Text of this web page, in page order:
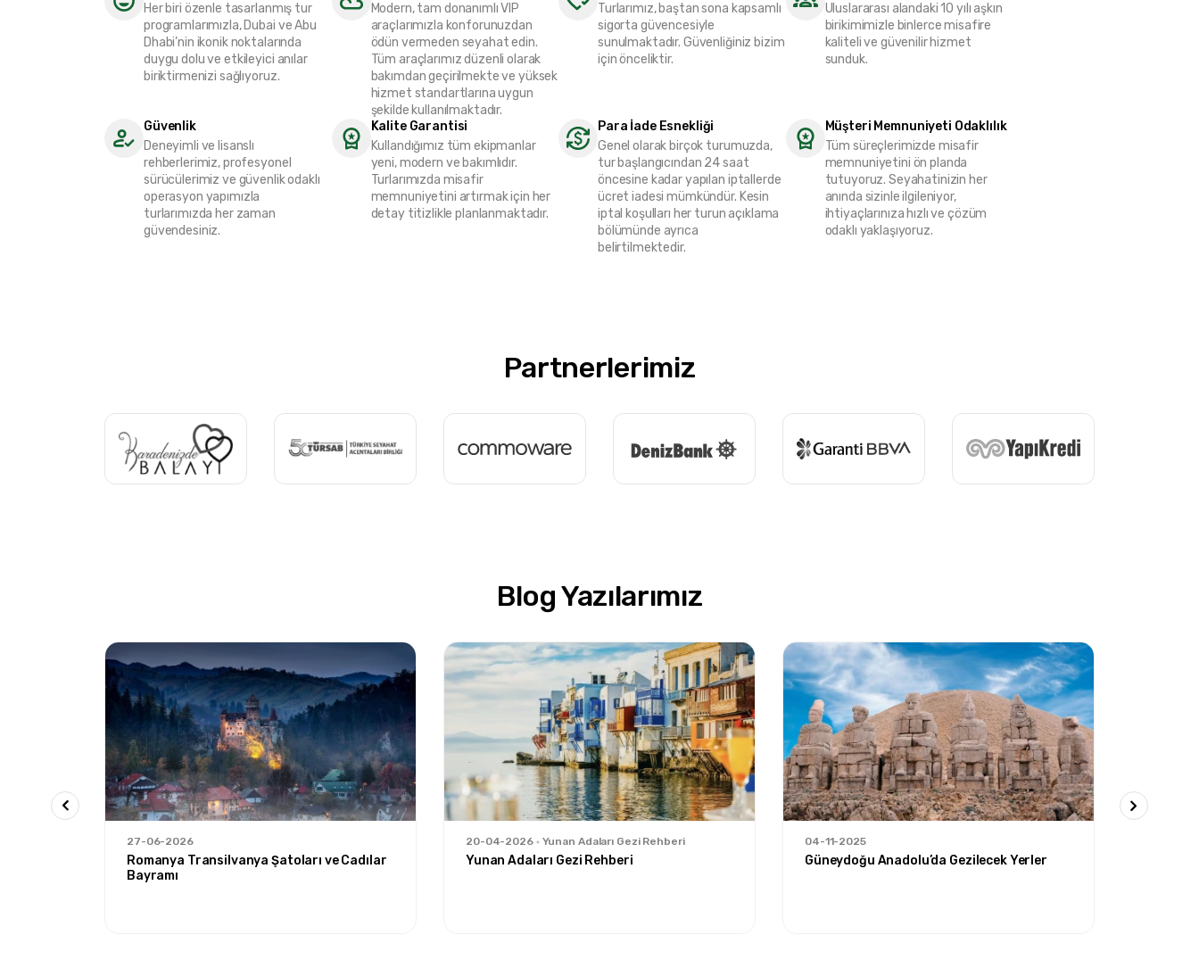
Her biri özenle tasarlanmış tur
programlarımızla, Dubai ve Abu
Dhabi’nin ikonik noktalarında
duygu dolu ve etkileyici anılar
biriktirmenizi sağlıyoruz.
Modern, tam donanımlı VIP
araçlarımızla konforunuzdan
ödün vermeden seyahat edin.
Tüm araçlarımız düzenli olarak
bakımdan geçirilmekte ve yüksek
hizmet standartlarına uygun
şekilde kullanılmaktadır.
Turlarımız, baştan sona kapsamlı
sigorta güvencesiyle
sunulmaktadır. Güvenliğiniz bizim
için önceliktir.
Uluslararası alandaki 10 yılı aşkın
birikimimizle binlerce misafire
kaliteli ve güvenilir hizmet
sunduk.
Güvenlik
Deneyimli ve lisanslı
rehberlerimiz, profesyonel
sürücülerimiz ve güvenlik odaklı
operasyon yapımızla
turlarımızda her zaman
güvendesiniz.
Kalite Garantisi
Kullandığımız tüm ekipmanlar
yeni, modern ve bakımlıdır.
Turlarımızda misafir
memnuniyetini artırmak için her
detay titizlikle planlanmaktadır.
Para İade Esnekliği
Genel olarak birçok turumuzda,
tur başlangıcından 24 saat
öncesine kadar yapılan iptallerde
ücret iadesi mümkündür. Kesin
iptal koşulları her turun açıklama
bölümünde ayrıca
belirtilmektedir.
Müşteri Memnuniyeti Odaklılık
Tüm süreçlerimizde misafir
memnuniyetini ön planda
tutuyoruz. Seyahatinizin her
anında sizinle ilgileniyor,
ihtiyaçlarınıza hızlı ve çözüm
odaklı yaklaşıyoruz.
Partnerlerimiz
Blog Yazılarımız
27-06-2026
Romanya Transilvanya Şatoları ve Cadılar
Bayramı
20-04-2026 Yunan Adaları Gezi Rehberi
Yunan Adaları Gezi Rehberi
04-11-2025
Güneydoğu Anadolu’da Gezilecek Yerler